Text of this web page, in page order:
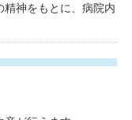
神をもとに、病院内